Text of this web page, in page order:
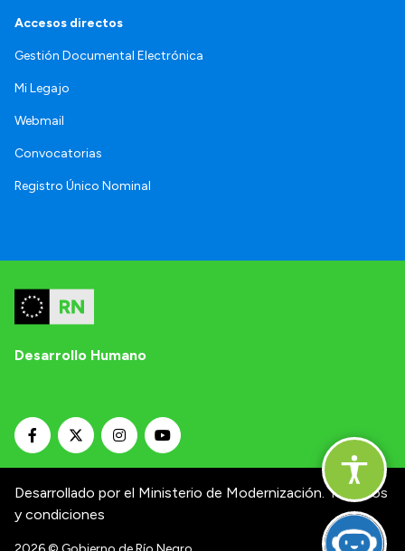
Accesos directos
Gestión Documental Electrónica
Mi Legajo
Webmail
Convocatorias
Registro Único Nominal
Desarrollo Humano
Desarrollado por el Ministerio de Modernización. Términos
y condiciones